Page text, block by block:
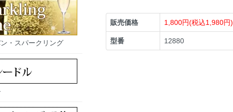
販売価格 1,800円(税込1,980円)
型番 12880
・スパークリング